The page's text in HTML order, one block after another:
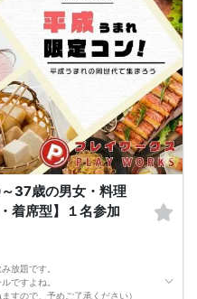
キャンセルなどで当日の参加人
ます。店内に入り店員に「街コン
ようにご準備お願いします。
さい。イベントの対象年齢でない
はいたしかねます。
性があります。
、途中キャンセルは出来ません。
、チケット代金となり、交通費、宿
に同意したと判断いたします。
37歳の男女・料理
着席型】１名参加
放題です。
ですよね。
すので、予めご了承ください）